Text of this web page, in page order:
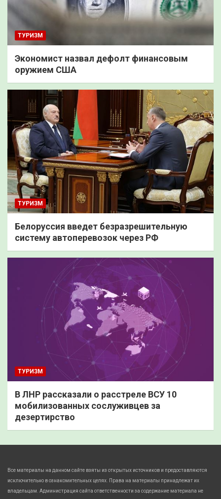
ТУРИЗМ
Экономист назвал дефолт финансовым
оружием США
ТУРИЗМ
Белоруссия введет безразрешительную
систему автоперевозок через РФ
ТУРИЗМ
В ЛНР рассказали о расстреле ВСУ 10
мобилизованных сослуживцев за
дезертирство
Все материалы на данном сайте взяты из открытых источников и предоставляются
исключительно в ознакомительных целях. Права на материалы принадлежат их
владельцам. Администрация сайта ответственности за содержание материала не